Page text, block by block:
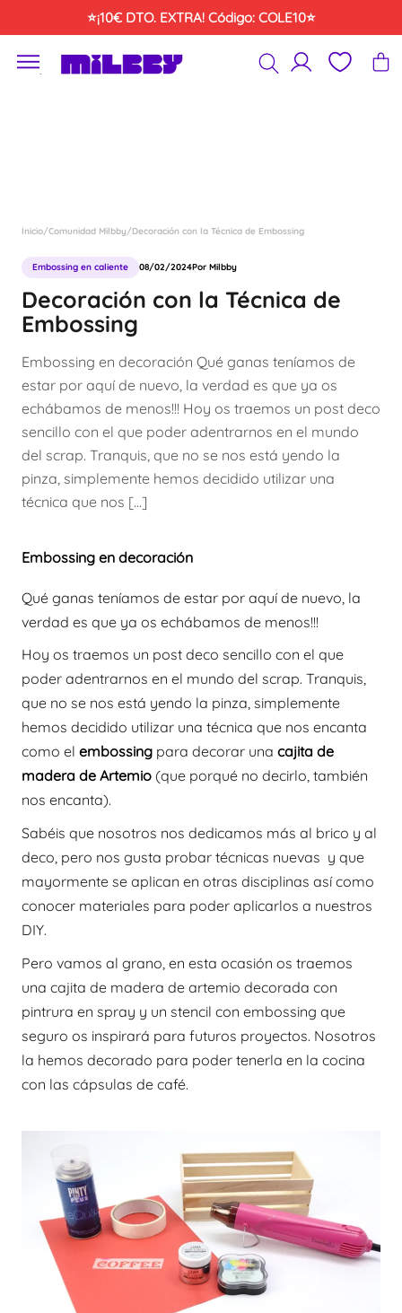
⭐¡10€ DTO. EXTRA! Código: COLE10⭐
´
Inicio/Comunidad Milbby/Decoración con la Técnica de Embossing
Embossing en caliente 08/02/2024Por Milbby
Decoración con la Técnica de
Embossing
Embossing en decoración Qué ganas teníamos de
estar por aquí de nuevo, la verdad es que ya os
echábamos de menos!!! Hoy os traemos un post deco
sencillo con el que poder adentrarnos en el mundo
del scrap. Tranquis, que no se nos está yendo la
pinza, simplemente hemos decidido utilizar una
técnica que nos […]
Embossing en decoración
Qué ganas teníamos de estar por aquí de nuevo, la
verdad es que ya os echábamos de menos!!!
Hoy os traemos un post deco sencillo con el que
poder adentrarnos en el mundo del scrap. Tranquis,
que no se nos está yendo la pinza, simplemente
hemos decidido utilizar una técnica que nos encanta
como el embossing para decorar una cajita de
madera de Artemio (que porqué no decirlo, también
nos encanta).
Sabéis que nosotros nos dedicamos más al brico y al
deco, pero nos gusta probar técnicas nuevas y que
mayormente se aplican en otras disciplinas así como
conocer materiales para poder aplicarlos a nuestros
DIY.
Pero vamos al grano, en esta ocasión os traemos
una cajita de madera de artemio decorada con
pintrura en spray y un stencil con embossing que
seguro os inspirará para futuros proyectos. Nosotros
la hemos decorado para poder tenerla en la cocina
con las cápsulas de café.